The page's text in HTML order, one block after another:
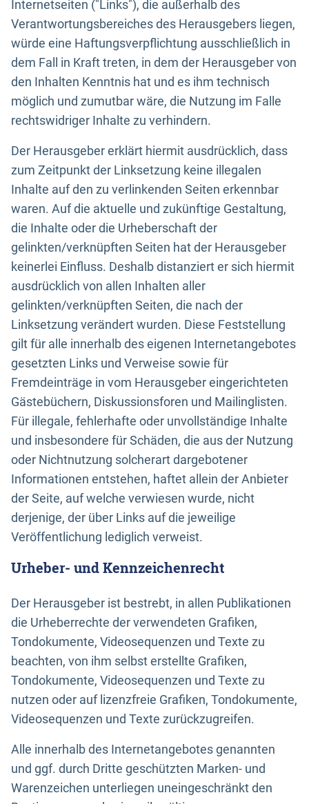
Internetseiten ("Links"), die außerhalb des
Verantwortungsbereiches des Herausgebers liegen,
würde eine Haftungsverpflichtung ausschließlich in
dem Fall in Kraft treten, in dem der Herausgeber von
den Inhalten Kenntnis hat und es ihm technisch
möglich und zumutbar wäre, die Nutzung im Falle
rechtswidriger Inhalte zu verhindern.
Der Herausgeber erklärt hiermit ausdrücklich, dass
zum Zeitpunkt der Linksetzung keine illegalen
Inhalte auf den zu verlinkenden Seiten erkennbar
waren. Auf die aktuelle und zukünftige Gestaltung,
die Inhalte oder die Urheberschaft der
gelinkten/verknüpften Seiten hat der Herausgeber
keinerlei Einfluss. Deshalb distanziert er sich hiermit
ausdrücklich von allen Inhalten aller
gelinkten/verknüpften Seiten, die nach der
Linksetzung verändert wurden. Diese Feststellung
gilt für alle innerhalb des eigenen Internetangebotes
gesetzten Links und Verweise sowie für
Fremdeinträge in vom Herausgeber eingerichteten
Gästebüchern, Diskussionsforen und Mailinglisten.
Für illegale, fehlerhafte oder unvollständige Inhalte
und insbesondere für Schäden, die aus der Nutzung
oder Nichtnutzung solcherart dargebotener
Informationen entstehen, haftet allein der Anbieter
der Seite, auf welche verwiesen wurde, nicht
derjenige, der über Links auf die jeweilige
Veröffentlichung lediglich verweist.
Urheber- und Kennzeichenrecht
Der Herausgeber ist bestrebt, in allen Publikationen
die Urheberrechte der verwendeten Grafiken,
Tondokumente, Videosequenzen und Texte zu
beachten, von ihm selbst erstellte Grafiken,
Tondokumente, Videosequenzen und Texte zu
nutzen oder auf lizenzfreie Grafiken, Tondokumente,
Videosequenzen und Texte zurückzugreifen.
Alle innerhalb des Internetangebotes genannten
und ggf. durch Dritte geschützten Marken- und
Warenzeichen unterliegen uneingeschränkt den